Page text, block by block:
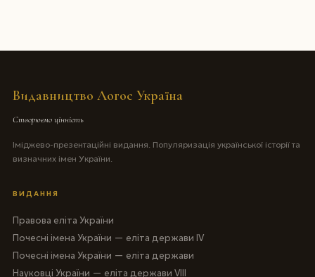
Видавництво Логос Україна
Створюємо цінність
Іміджево-презентаційні видання. Популяризація української історії та
визначних імен України.
ВИДАННЯ
Правова еліта України
Почесні імена України — еліта держави IV
Почесні імена України — еліта держави
Науковці України — еліта держави VIII